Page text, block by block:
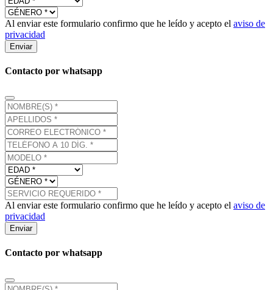
Al enviar este formulario confirmo que he leído y acepto el aviso de
privacidad
Enviar
Contacto por whatsapp
Al enviar este formulario confirmo que he leído y acepto el aviso de
privacidad
Enviar
Contacto por whatsapp